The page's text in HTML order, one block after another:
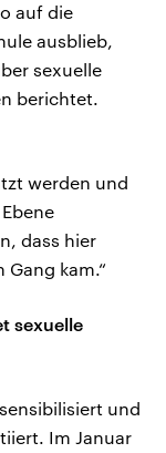
auf die
ausblieb,
sexuelle
berichtet.
werden und
dass hier
kam.“
sexuelle
und
Im Januar